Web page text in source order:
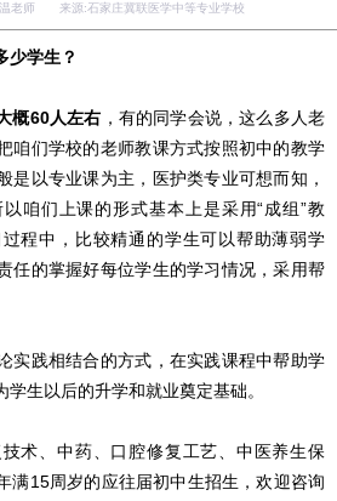
师 来源:石家庄冀联医学中等专业学校
少学生？
概60人左右 ，有的同学会说，这么多人老
咱们学校的老师教课方式按照初中的教学
是以专业课为主，医护类专业可想而知，
咱们上课的形式基本上是采用“成组”教
程中，比较精通的学生可以帮助薄弱学
任的掌握好每位学生的学习情况，采用帮
实践相结合的方式，在实践课程中帮助学
生以后的升学和就业奠定基础。
术、中药、口腔修复工艺、中医养生保
满15周岁的应往届初中生招生，欢迎咨询